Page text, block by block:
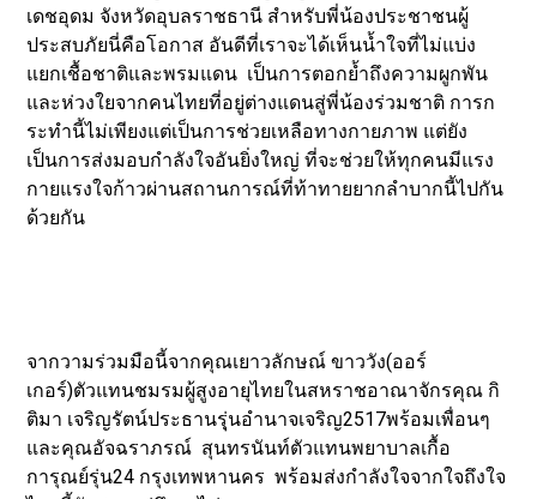
เดชอุดม จังหวัดอุบลราชธานี สำหรับพี่น้องประชาชนผู้
ประสบภัยนี่คือโอกาส อันดีที่เราจะได้เห็นน้ำใจที่ไม่แบ่ง
แยกเชื้อชาติและพรมแดน เป็นการตอกย้ำถึงความผูกพัน
และห่วงใยจากคนไทยที่อยู่ต่างแดนสู่พี่น้องร่วมชาติ การก
ระทำนี้ไม่เพียงแต่เป็นการช่วยเหลือทางกายภาพ แต่ยัง
เป็นการส่งมอบกำลังใจอันยิ่งใหญ่ ที่จะช่วยให้ทุกคนมีแรง
กายแรงใจก้าวผ่านสถานการณ์ที่ท้าทายยากลำบากนี้ไปกัน
ด้วยกัน
จากวามร่วมมือนี้จากคุณเยาวลักษณ์ ขาววัง(ออร์
เกอร์)ตัวแทนชมรมผู้สูงอายุไทยในสหราชอาณาจักรคุณ กิ
ติมา เจริญรัตน์ประธานรุุ่นอำนาจเจริญ2517พร้อมเพื่อนๆ
และคุณอัจฉราภรณ์ สุนทรนันท์ตัวแทนพยาบาลเกื้อ
การุณย์รุ่น24 กรุงเทพหานคร พร้อมส่งกำลังใจจากใจถึงใจ